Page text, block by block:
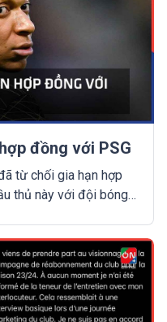
đồng với PSG
từ chối gia hạn hợp
thủ này với đội bóng